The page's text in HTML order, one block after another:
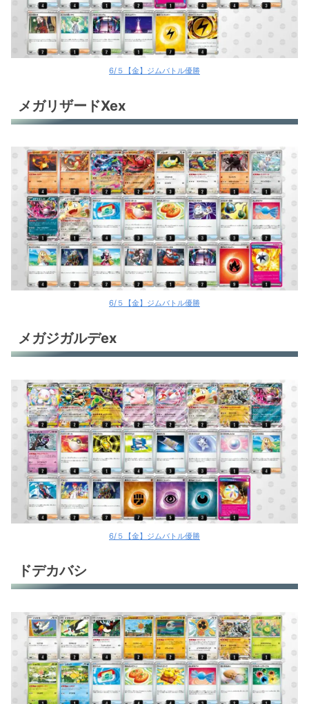
メガドリュウズex
ばけがくれ
ドラパルトex
ドラパルトex
ドラパルトex
ドラパルトex＋バシャーモex
ヤドキング
ヤドキング
メガゲッコウガex
スピアーex
シロナのガブリアスex
イイネイヌ
おまつりおんど
おまつりおんど
おまつりおんど
おまつりおんど
ヒビキのホウオウex
ストリンダーバレット
ストリンダーバレット
ロケット団のドンカラス
フーディン
6/５【金】ジムバトル優勝
メガリザードXex
6/５【金】ジムバトル優勝
メガジガルデex
6/５【金】ジムバトル優勝
ドデカバシ